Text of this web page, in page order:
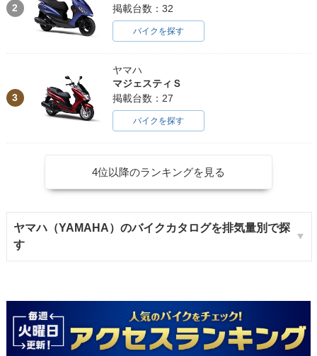
2
掲載台数：32
バイクを探す
3
ヤマハ
マジェスティＳ
掲載台数：27
バイクを探す
4位以降のランキングを見る
ヤマハ（YAMAHA）のバイクカタログを排気量別で探
す